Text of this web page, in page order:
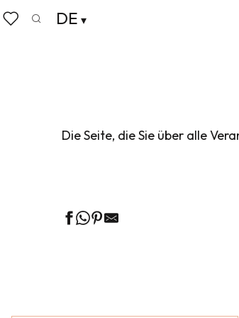
Aller
au
DE
Startseite
Die Seite, die Sie über alle